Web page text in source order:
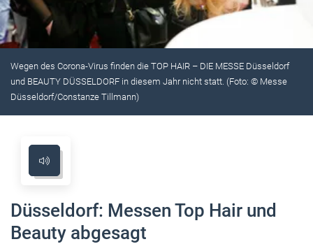
Wegen des Corona-Virus finden die TOP HAIR – DIE MESSE Düsseldorf
und BEAUTY DÜSSELDORF in diesem Jahr nicht statt. (Foto: © Messe
Düsseldorf/Constanze Tillmann)
Düsseldorf: Messen Top Hair und
Beauty abgesagt